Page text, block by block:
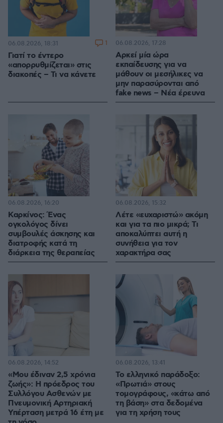
Γιατί το έντερο
«απορρυθμίζεται» στις
διακοπές – Τι να κάνετε
06.08.2026, 18:31 1
Αρκεί μία ώρα
εκπαίδευσης για να
μάθουν οι μεσήλικες να
μην παρασύρονται από
fake news – Νέα έρευνα
06.08.2026, 17:28
Καρκίνος: Ένας
ογκολόγος δίνει
συμβουλές άσκησης και
διατροφής κατά τη
διάρκεια της θεραπείας
06.08.2026, 16:20
Λέτε «ευχαριστώ» ακόμη
και για τα πιο μικρά; Τι
αποκαλύπτει αυτή η
συνήθεια για τον
χαρακτήρα σας
06.08.2026, 15:32
«Μου έδιναν 2,5 χρόνια
ζωής»: Η πρόεδρος του
Συλλόγου Ασθενών με
Πνευμονική Αρτηριακή
Υπέρταση μετρά 16 έτη με
06.08.2026, 14:52
Το ελληνικό παράδοξο:
«Πρωτιά» στους
τομογράφους, «κάτω από
τη βάση» στα δεδομένα
για τη χρήση τους
06.08.2026, 13:41